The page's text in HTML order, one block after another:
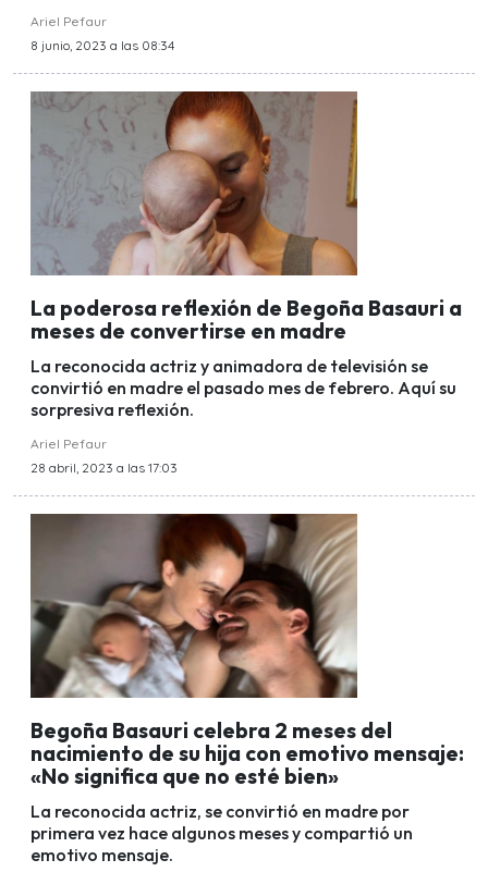
Ariel Pefaur
8 junio, 2023 a las 08:34
La poderosa reflexión de Begoña Basauri a
meses de convertirse en madre
La reconocida actriz y animadora de televisión se
convirtió en madre el pasado mes de febrero. Aquí su
sorpresiva reflexión.
Ariel Pefaur
28 abril, 2023 a las 17:03
Begoña Basauri celebra 2 meses del
nacimiento de su hija con emotivo mensaje:
«No significa que no esté bien»
La reconocida actriz, se convirtió en madre por
primera vez hace algunos meses y compartió un
emotivo mensaje.